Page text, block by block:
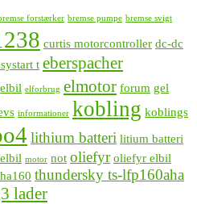
forstærker bremse pumpe bremse svigt
curtis motorcontroller dc-dc
t eberspacher
elbil elforbrug elmotor forum gel
informationer kobling koblings
lithium batteri litium batteri
motor not oliefyr oliefyr elbil
thundersky ts-lfp160aha
lader